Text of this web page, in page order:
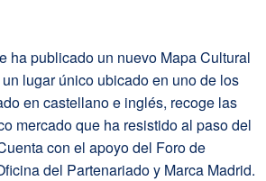
ha publicado un nuevo Mapa Cultural
lugar único ubicado en uno de los
en castellano e inglés, recoge las
mercado que ha resistido al paso del
con el apoyo del Foro de
del Partenariado y Marca Madrid.